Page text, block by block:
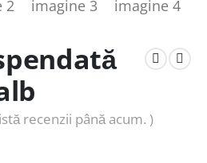
recenzii până acum. )